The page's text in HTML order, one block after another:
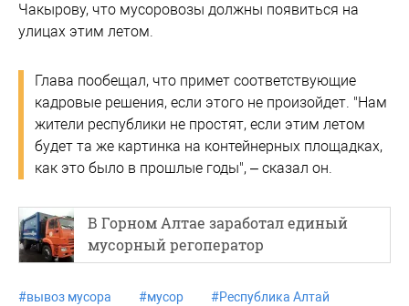
Чакырову, что мусоровозы должны появиться на
улицах этим летом.
Глава пообещал, что примет соответствующие
кадровые решения, если этого не произойдет. "Нам
жители республики не простят, если этим летом
будет та же картинка на контейнерных площадках,
как это было в прошлые годы", – сказал он.
В Горном Алтае заработал единый
мусорный регоператор
#вывоз мусора #мусор #Республика Алтай